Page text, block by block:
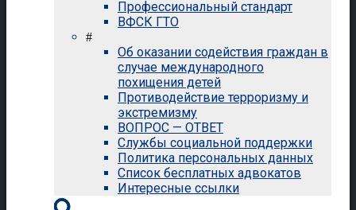
Профессиональный стандарт
ВФСК ГТО
#
Об оказании содействия граждан в
случае международного
похищения детей
Противодействие терроризму и
экстремизму
ВОПРОС — ОТВЕТ
Службы социальной поддержки
Политика персональных данных
Список бесплатных адвокатов
Интересные ссылки